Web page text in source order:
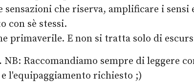
che riserva, amplificare i sensi
con sè stessi.
primaverile. E non si tratta solo di
NB: Raccomandiamo sempre di leggere
l'equipaggiamento richiesto ;)